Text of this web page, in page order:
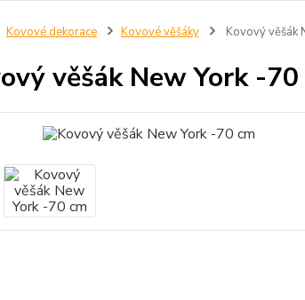
Kovové dekorace Kovové věšáky Kovový věšák
věšák New York -70